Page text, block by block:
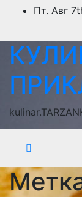
ПерейтиПт. Авг